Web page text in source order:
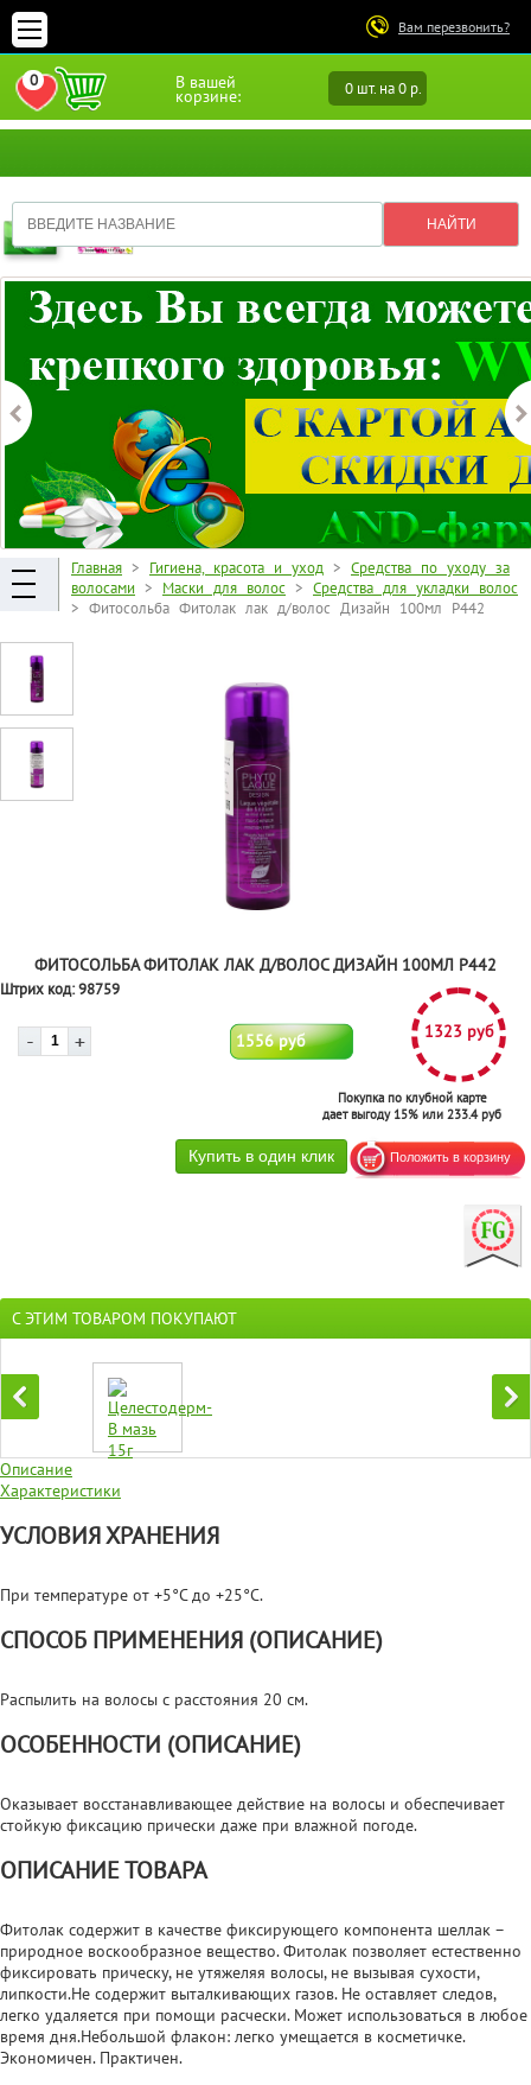
Вам перезвонить?
В вашей
корзине: 0 шт. на 0 р.
0
ПЕРЕЙТИ В ИЗБРАННОЕ
Главная > Гигиена, красота и уход > Средства по уходу за
волосами > Маски для волос > Средства для укладки волос
> Фитосольба Фитолак лак д/волос Дизайн 100мл P442
ФИТОСОЛЬБА ФИТОЛАК ЛАК Д/ВОЛОС ДИЗАЙН 100МЛ P442
Штрих код:98759
1556 руб 1323 руб
Покупка по клубной карте
дает выгоду 15% или 233.4 руб
С ЭТИМ ТОВАРОМ ПОКУПАЮТ
Описание
Характеристики
УСЛОВИЯ ХРАНЕНИЯ
При температуре от +5°С до +25°С.
СПОСОБ ПРИМЕНЕНИЯ (ОПИСАНИЕ)
Распылить на волосы с расстояния 20 см.
ОСОБЕННОСТИ (ОПИСАНИЕ)
Оказывает восстанавливающее действие на волосы и обеспечивает
стойкую фиксацию прически даже при влажной погоде.
ОПИСАНИЕ ТОВАРА
Фитолак содержит в качестве фиксирующего компонента шеллак –
природное воскообразное вещество. Фитолак позволяет естественно
фиксировать прическу, не утяжеляя волосы, не вызывая сухости,
липкости.Не содержит выталкивающих газов. Не оставляет следов,
легко удаляется при помощи расчески. Может использоваться в любое
время дня.Небольшой флакон: легко умещается в косметичке.
Экономичен. Практичен.